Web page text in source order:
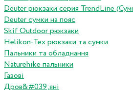
Deuter рюкзаки серия TrendLine
Deuter сумки на пояс
Skif Outdoor рюкзаки
Helikon-Tex рюкзаки та сумки
Пальники та обладнання
Naturehike пальники
Газові
Дров&#039;яні